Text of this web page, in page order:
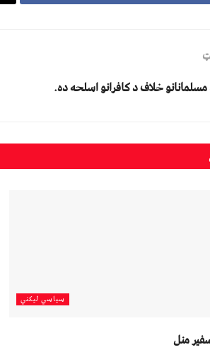
خلاف د کافرانو اسلحه ده.
سیاسي لیکني
منل